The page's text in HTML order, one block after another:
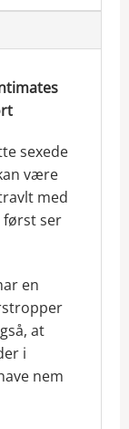
sexede
være
med
først ser
en
at
i
nem